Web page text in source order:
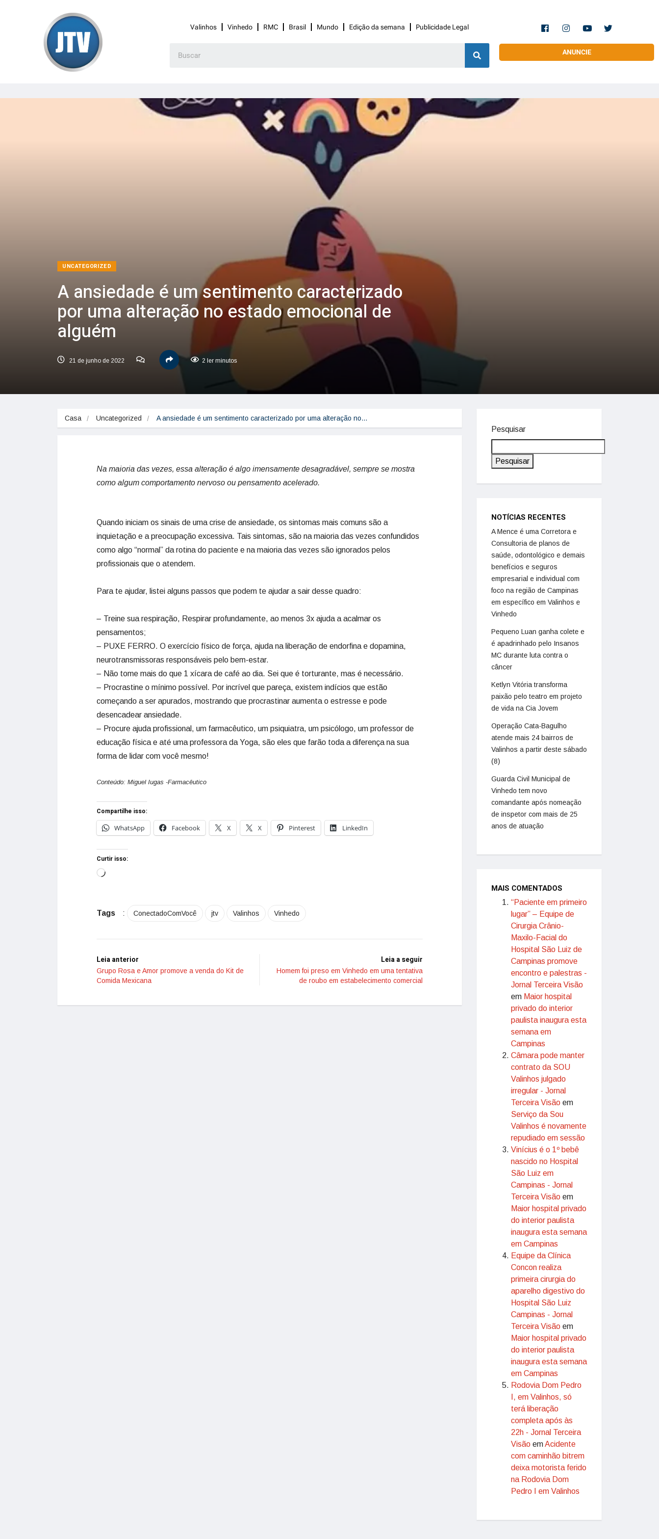
Valinhos Vinhedo RMC Brasil Mundo Edição da semana Publicidade Legal
ANUNCIE
UNCATEGORIZED
A ansiedade é um sentimento caracterizado
por uma alteração no estado emocional de
alguém
21 de junho de 2022 2 ler minutos
Casa Uncategorized A ansiedade é um sentimento caracterizado por uma alteração no…
Na maioria das vezes, essa alteração é algo imensamente desagradável, sempre se mostra
como algum comportamento nervoso ou pensamento acelerado.
Quando iniciam os sinais de uma crise de ansiedade, os sintomas mais comuns são a
inquietação e a preocupação excessiva. Tais sintomas, são na maioria das vezes confundidos
como algo “normal” da rotina do paciente e na maioria das vezes são ignorados pelos
profissionais que o atendem.
Para te ajudar, listei alguns passos que podem te ajudar a sair desse quadro:
– Treine sua respiração, Respirar profundamente, ao menos 3x ajuda a acalmar os
pensamentos;
– PUXE FERRO. O exercício físico de força, ajuda na liberação de endorfina e dopamina,
neurotransmissoras responsáveis pelo bem-estar.
– Não tome mais do que 1 xícara de café ao dia. Sei que é torturante, mas é necessário.
– Procrastine o mínimo possível. Por incrível que pareça, existem indícios que estão
começando a ser apurados, mostrando que procrastinar aumenta o estresse e pode
desencadear ansiedade.
– Procure ajuda profissional, um farmacêutico, um psiquiatra, um psicólogo, um professor de
educação física e até uma professora da Yoga, são eles que farão toda a diferença na sua
forma de lidar com você mesmo!
Conteúdo: Miguel Iugas -Farmacêutico
Compartilhe isso:
WhatsApp
Facebook X X Pinterest LinkedIn
Curtir isso:
Tags : ConectadoComVocê jtv Valinhos Vinhedo
Leia anterior
Grupo Rosa e Amor promove a venda do Kit de
Comida Mexicana
Leia a seguir
Homem foi preso em Vinhedo em uma tentativa
de roubo em estabelecimento comercial
Pesquisar
Pesquisar
NOTÍCIAS RECENTES
A Mence é uma Corretora e
Consultoria de planos de
saúde, odontológico e demais
benefícios e seguros
empresarial e individual com
foco na região de Campinas
em específico em Valinhos e
Vinhedo
Pequeno Luan ganha colete e
é apadrinhado pelo Insanos
MC durante luta contra o
câncer
Ketlyn Vitória transforma
paixão pelo teatro em projeto
de vida na Cia Jovem
Operação Cata-Bagulho
atende mais 24 bairros de
Valinhos a partir deste sábado
(8)
Guarda Civil Municipal de
Vinhedo tem novo
comandante após nomeação
de inspetor com mais de 25
anos de atuação
MAIS COMENTADOS
“Paciente em primeiro
lugar” – Equipe de
Cirurgia Crânio-
Maxilo-Facial do
Hospital São Luiz de
Campinas promove
encontro e palestras -
Jornal Terceira Visão
em Maior hospital
privado do interior
paulista inaugura esta
semana em
Campinas
Câmara pode manter
contrato da SOU
Valinhos julgado
irregular - Jornal
Terceira Visão em
Serviço da Sou
Valinhos é novamente
repudiado em sessão
Vinícius é o 1º bebê
nascido no Hospital
São Luiz em
Campinas - Jornal
Terceira Visão em
Maior hospital privado
do interior paulista
inaugura esta semana
em Campinas
Equipe da Clínica
Concon realiza
primeira cirurgia do
aparelho digestivo do
Hospital São Luiz
Campinas - Jornal
Terceira Visão em
Maior hospital privado
do interior paulista
inaugura esta semana
em Campinas
Rodovia Dom Pedro
I, em Valinhos, só
terá liberação
completa após às
22h - Jornal Terceira
Visão emAcidente
com caminhão bitrem
deixa motorista ferido
na Rodovia Dom
Pedro I em Valinhos